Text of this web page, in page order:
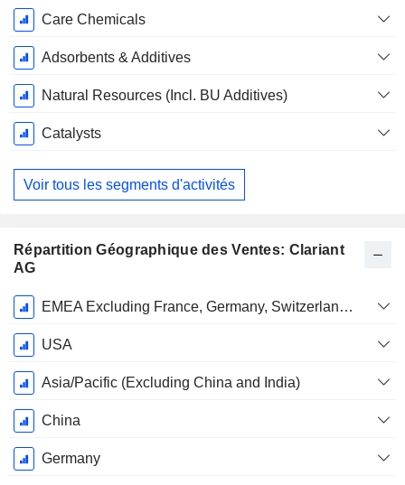
Période
Fiscale:
Décembre
Care Chemicals
Adsorbents & Additives
Natural Resources (Incl. BU Additives)
Catalysts
Voir tous les segments d'activités
Répartition Géographique des Ventes: Clariant
AG
Période
Fiscale:
Décembre
EMEA Excluding France, Germany, Switzerland and Middle East & Africa (MEA)
USA
Asia/Pacific (Excluding China and India)
China
Germany